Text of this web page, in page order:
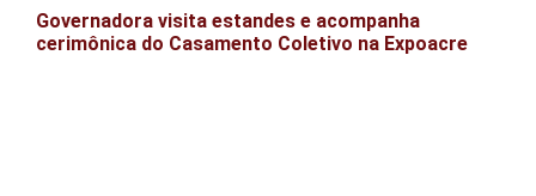
Governadora visita estandes e acompanha
cerimônica do Casamento Coletivo na Expoacre